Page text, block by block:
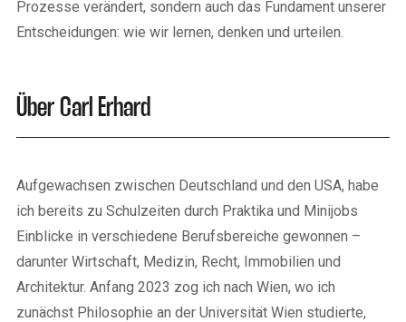
Prozesse verändert, sondern auch das Fundament unserer
Entscheidungen: wie wir lernen, denken und urteilen.
Über Carl Erhard
Aufgewachsen zwischen Deutschland und den USA, habe
ich bereits zu Schulzeiten durch Praktika und Minijobs
Einblicke in verschiedene Berufsbereiche gewonnen –
darunter Wirtschaft, Medizin, Recht, Immobilien und
Architektur. Anfang 2023 zog ich nach Wien, wo ich
zunächst Philosophie an der Universität Wien studierte,